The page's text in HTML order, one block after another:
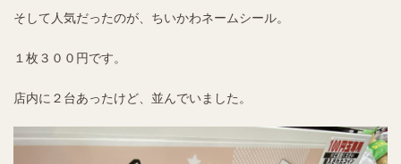
そして人気だったのが、ちいかわネームシール。
１枚３００円です。
店内に２台あったけど、並んでいました。